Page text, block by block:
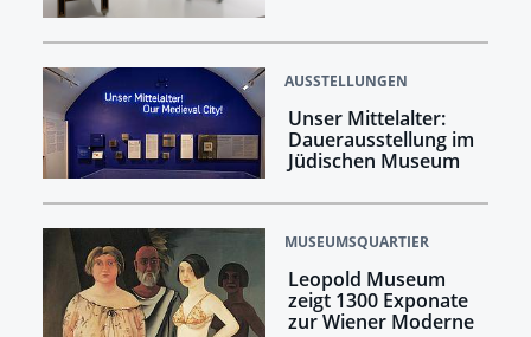
AUSSTELLUNGEN
Unser Mittelalter:
Dauerausstellung im
Jüdischen Museum
MUSEUMSQUARTIER
Leopold Museum
zeigt 1300 Exponate
zur Wiener Moderne